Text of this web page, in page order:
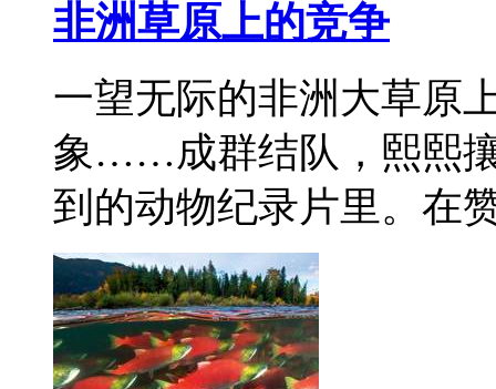
非洲草原上的竞争
一望无际的非洲大草原
象……成群结队，熙熙
到的动物纪录片里。